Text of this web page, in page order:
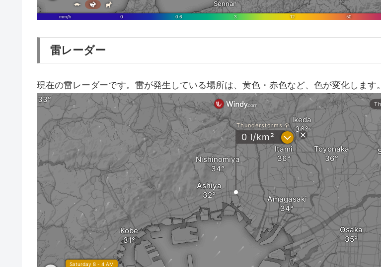
雷レーダー
現在の雷レーダーです。雷が発生している場所は、黄色・赤色など、色が変化します。